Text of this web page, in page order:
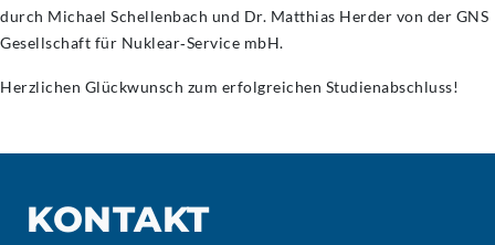
durch Michael Schellenbach und Dr. Matthias Herder von der GNS
Gesellschaft für Nuklear‑Service mbH.
Herzlichen Glückwunsch zum erfolgreichen Studienabschluss!
KONTAKT